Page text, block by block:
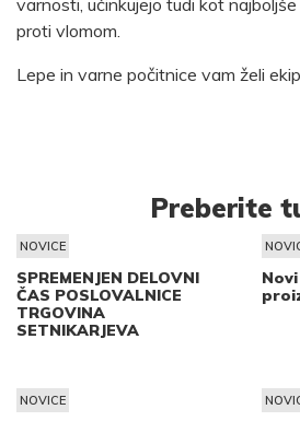
varnosti, učinkujejo tudi kot
proti vlomom.
Lepe in varne počitnice vam želi
Preberite
NOVICE
SPREMENJEN DELOVNI
ČAS POSLOVALNICE
TRGOVINA
SETNIKARJEVA
NOVICE